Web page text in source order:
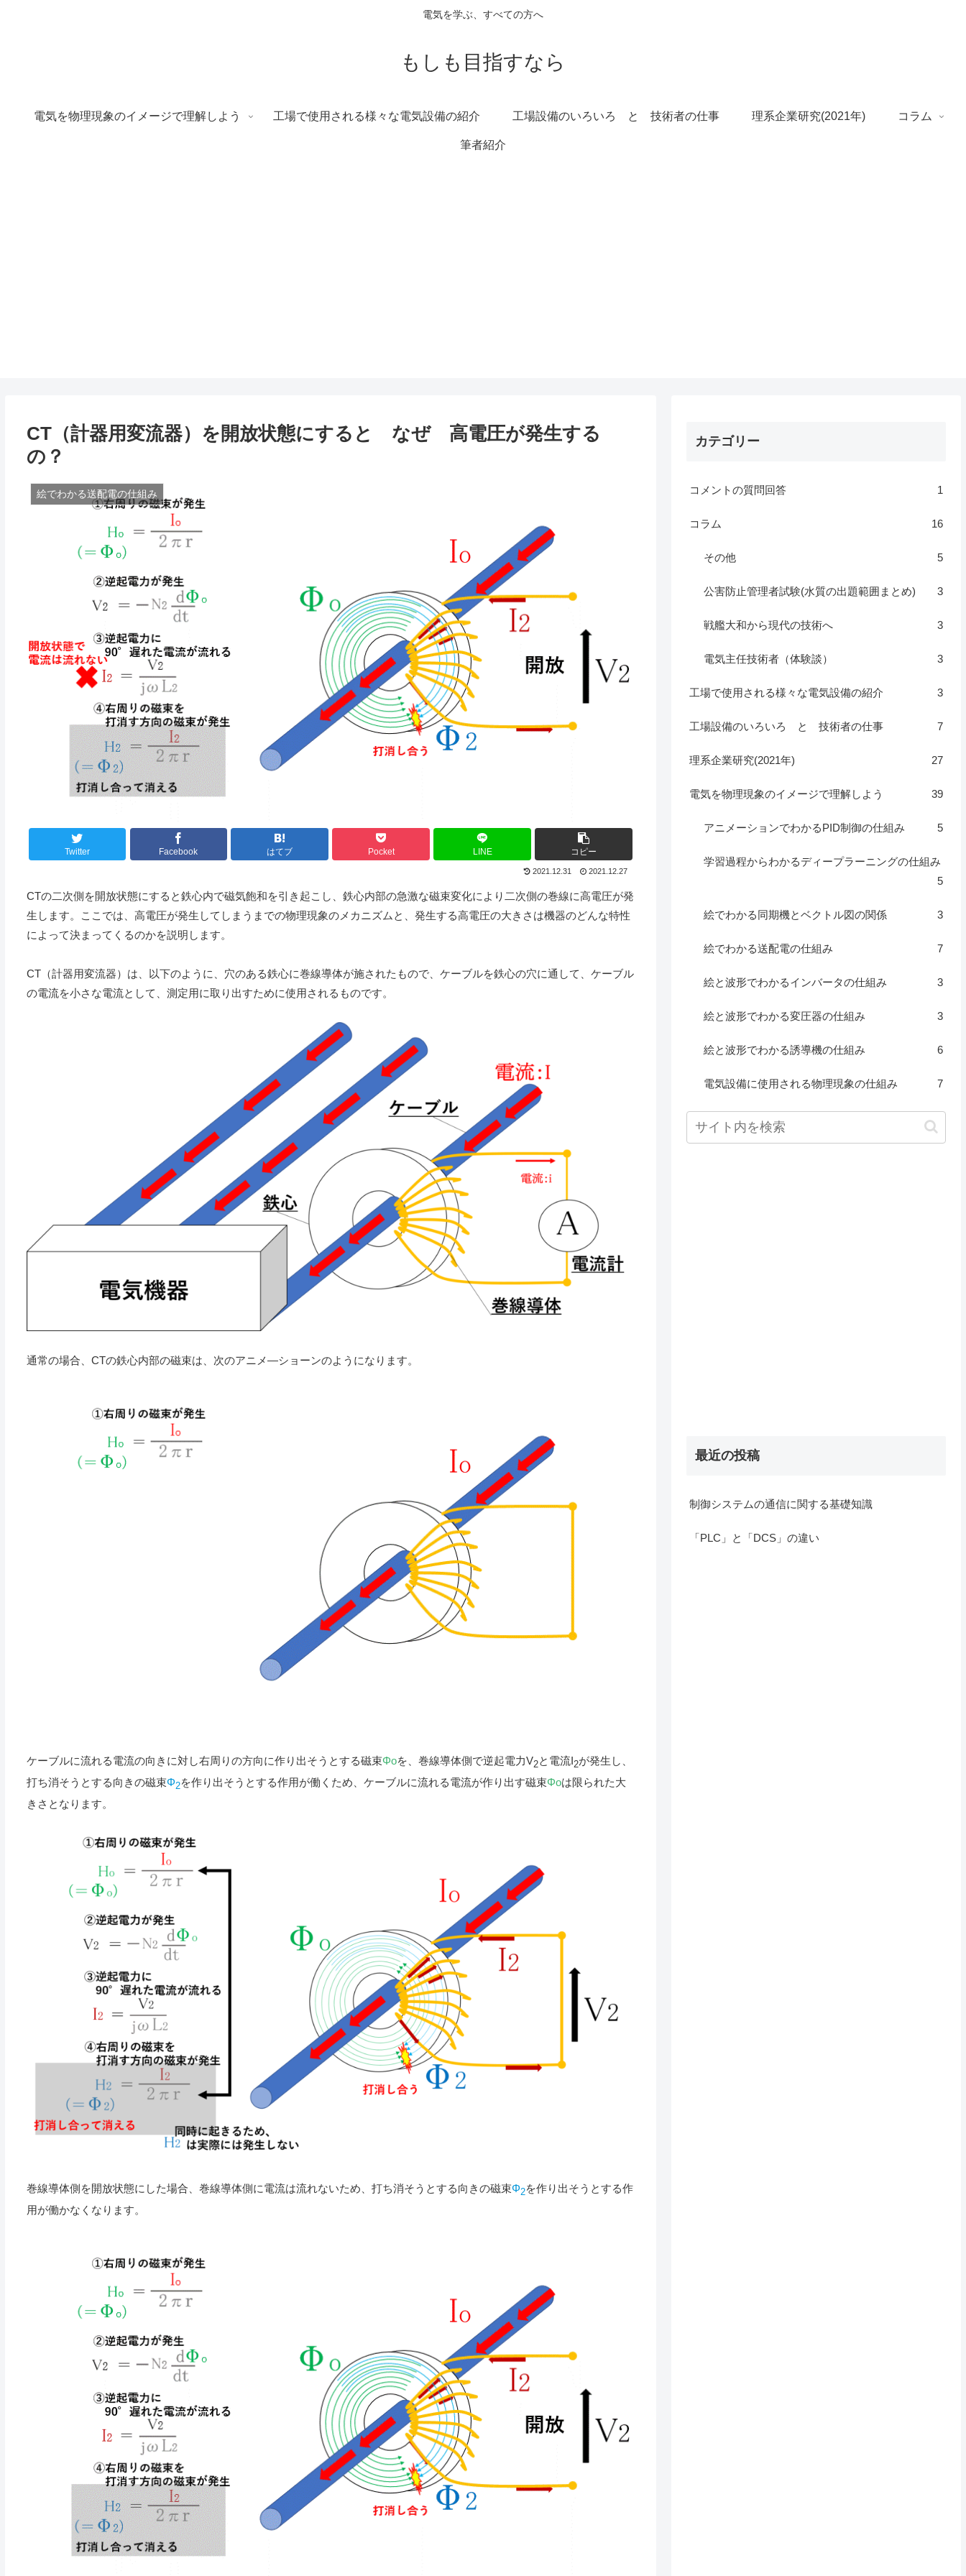
電気を学ぶ、すべての方へ
もしも目指すなら
電気を物理現象のイメージで理解しよう 工場で使用される様々な電気設備の紹介 工場設備のいろいろ と 技術者の仕事 理系企業研究(2021年) コラム
筆者紹介
CT（計器用変流器）を開放状態にすると なぜ 高電圧が発生する
の？
絵でわかる送配電の仕組み
Twitter Facebook はてブ Pocket LINE コピー
2021.12.31 2021.12.27
CTの二次側を開放状態にすると鉄心内で磁気飽和を引き起こし、鉄心内部の急激な磁束変化により二次側の巻線に高電圧が発
生します。ここでは、高電圧が発生してしまうまでの物理現象のメカニズムと、発生する高電圧の大きさは機器のどんな特性
によって決まってくるのかを説明します。
CT（計器用変流器）は、以下のように、穴のある鉄心に巻線導体が施されたもので、ケーブルを鉄心の穴に通して、ケーブル
の電流を小さな電流として、測定用に取り出すために使用されるものです。
通常の場合、CTの鉄心内部の磁束は、次のアニメ―ショーンのようになります。
ケーブルに流れる電流の向きに対し右周りの方向に作り出そうとする磁束Φoを、巻線導体側で逆起電力V2と電流I2が発生し、
打ち消そうとする向きの磁束Φ2を作り出そうとする作用が働くため、ケーブルに流れる電流が作り出す磁束Φoは限られた大
きさとなります。
巻線導体側を開放状態にした場合、巻線導体側に電流は流れないため、打ち消そうとする向きの磁束Φ2を作り出そうとする作
用が働かなくなります。
カテゴリー
コメントの質問回答 1
コラム 16
その他 5
公害防止管理者試験(水質の出題範囲まとめ) 3
戦艦大和から現代の技術へ 3
電気主任技術者（体験談） 3
工場で使用される様々な電気設備の紹介 3
工場設備のいろいろ と 技術者の仕事 7
理系企業研究(2021年) 27
電気を物理現象のイメージで理解しよう 39
アニメーションでわかるPID制御の仕組み 5
学習過程からわかるディープラーニングの仕組み
5
絵でわかる同期機とベクトル図の関係 3
絵でわかる送配電の仕組み 7
絵と波形でわかるインバータの仕組み 3
絵と波形でわかる変圧器の仕組み 3
絵と波形でわかる誘導機の仕組み 6
電気設備に使用される物理現象の仕組み 7
最近の投稿
制御システムの通信に関する基礎知識
「PLC」と「DCS」の違い